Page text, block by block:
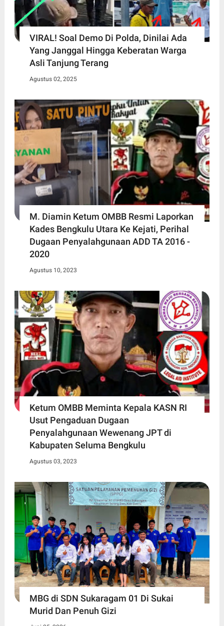
VIRAL! Soal Demo Di Polda, Dinilai Ada
Yang Janggal Hingga Keberatan Warga
Asli Tanjung Terang
Agustus 02, 2025
M. Diamin Ketum OMBB Resmi Laporkan
Kades Bengkulu Utara Ke Kejati, Perihal
Dugaan Penyalahgunaan ADD TA 2016 -
2020
Agustus 10, 2023
Ketum OMBB Meminta Kepala KASN RI
Usut Pengaduan Dugaan
Penyalahgunaan Wewenang JPT di
Kabupaten Seluma Bengkulu
Agustus 03, 2023
MBG di SDN Sukaragam 01 Di Sukai
Murid Dan Penuh Gizi